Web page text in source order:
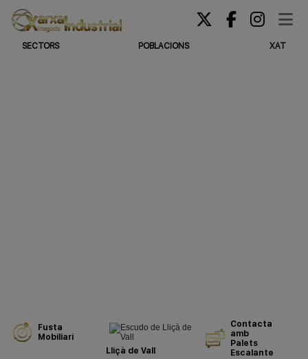
SECTORS POBLACIONS XAT
Fusta
Mobiliari
Lliçà de Vall
Contacta
amb
Palets
Escalante